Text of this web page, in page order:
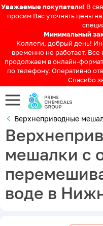
Уважаемые покупатели! В
просим Вас уточнять цены
Минимальный
Коллеги, добрый день!
временно не работает. Все
продолжаем в онлайн-
по телефону. Оперативно
Спасибо
Верхнеприводные
мешалки с
воде в